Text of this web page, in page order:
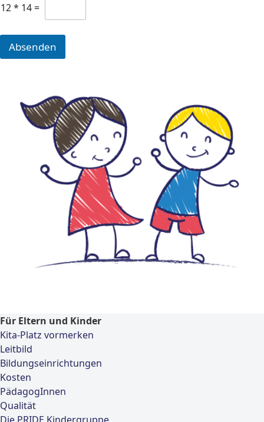
12* 14=
Absenden
Für Eltern und Kinder
Kita-Platz vormerken
Leitbild
Bildungseinrichtungen
Kosten
PädagogInnen
Qualität